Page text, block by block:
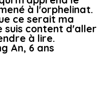
à l'orphelinat.
ce serait ma
suis content d'aller
à lire.
An, 6 ans